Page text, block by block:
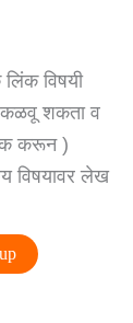
विषयी
कळवू शकता व
करून )
विषयावर लेख